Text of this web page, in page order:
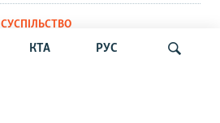
КТА РУС
СУСПІЛЬСТВО
«Крим – не Росія»: маркетплейс
Ozon припинив прийом нових